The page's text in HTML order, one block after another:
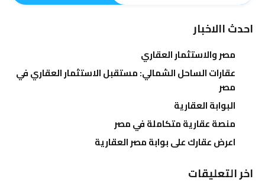
احدث االاخبار
مصر والاستثمار العقاري
عقارات الساحل الشمالي: مستقبل الاستثمار العقاري في
مصر
البوابة العقارية
منصة عقارية متكاملة في مصر
اعرض عقارك على بوابة مصر العقارية
اخر التعليقات